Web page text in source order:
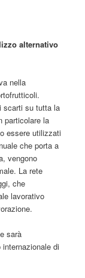
alternativo
nella
scarti su tutta la
particolare la
essere utilizzati
che porta a
vengono
La rete
che
lavorativo
sarà
di